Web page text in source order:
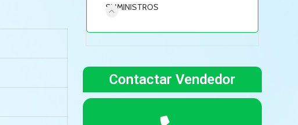
SUMINISTROS
Contactar Vendedor